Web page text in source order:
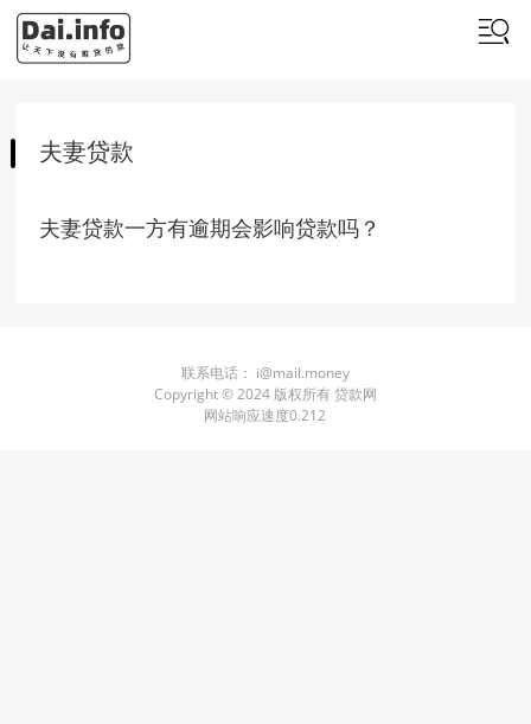
夫妻贷款
夫妻贷款一方有逾期会影响贷款吗？
联系电话： i@mail.money
Copyright © 2024 版权所有 贷款网
网站响应速度0.212